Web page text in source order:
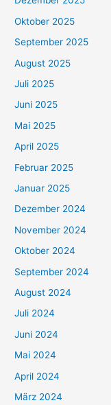
Oktober 2025
September 2025
August 2025
Juli 2025
Juni 2025
Mai 2025
April 2025
Februar 2025
Januar 2025
Dezember 2024
November 2024
Oktober 2024
September 2024
August 2024
Juli 2024
Juni 2024
Mai 2024
April 2024
März 2024